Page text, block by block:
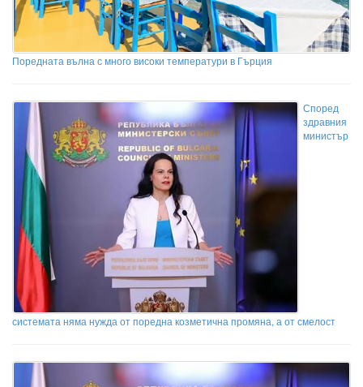
Поредната вълна с много високи температури в Гърция
Според
здравния
министър
системата няма нужда от поредна козметична промяна, а от смелост